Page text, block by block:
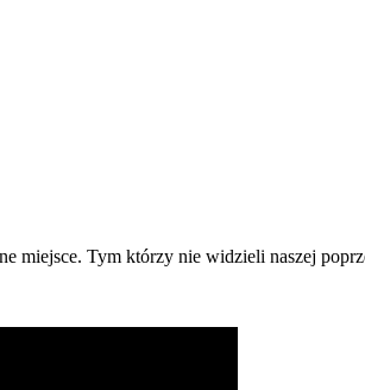
miejsce. Tym którzy nie widzieli naszej